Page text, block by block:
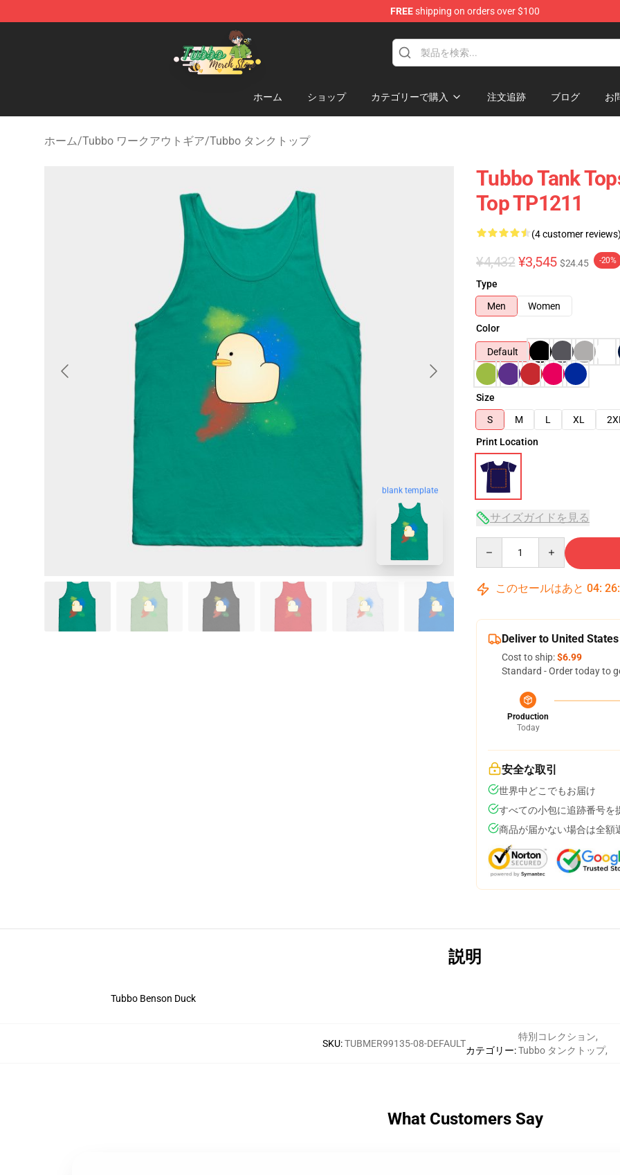
FREEshipping on orders over $100
Tubbo Store - Official Tubbo Merchandise Shop
ホーム ショップ カテゴリーで購入 注文追跡 ブログ お
ホーム/Tubbo ワークアウトギア/Tubbo タンクトップ
blank template
Tubbo Tank
Top TP1211
(4 customer
¥4,432 ¥3,545 $24.45 -20%
Type
Men
Women
Color
Default
Size
S
M L XL
Print Location
サイズガイドを見る
このセールはあと 04: 26
Deliver to United States
Cost to ship:$6.99
Standard - Order today to
Production
Today
安全な取引
世界中どこでもお届け
すべての小包に追跡番号を
商品が届かない場合は全額
説明
Tubbo Benson Duck
SKU:TUBMER99135-08-DEFAULT
カテゴリー:
特別コレクション,
Tubbo タンクトップ,
What Customers Say